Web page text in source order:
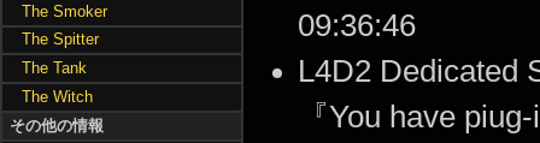
09:36:46
L4D2 Dedicated
『You have
The Smoker
The Spitter
The Tank
The Witch
その他の情報